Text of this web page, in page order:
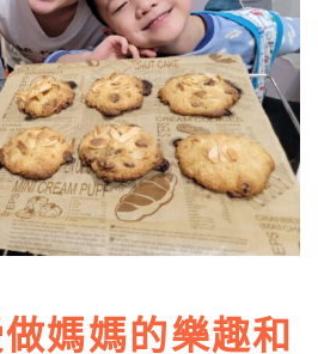
媽媽的樂趣和